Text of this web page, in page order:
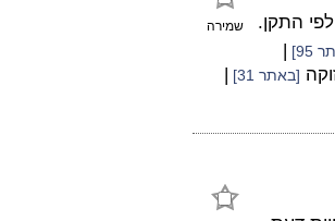
שמירה
התקן.
95]
|
[באתר 31]
|